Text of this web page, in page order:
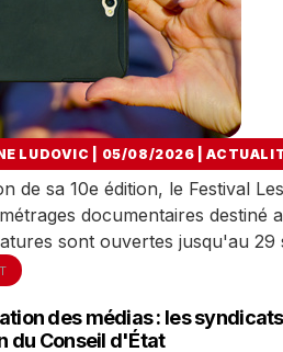
LUDOVIC | 05/08/2026 |
de sa 10e édition, le Festival
documentaires destiné
sont ouvertes jusqu'au 29
des médias : les
du Conseil d'État